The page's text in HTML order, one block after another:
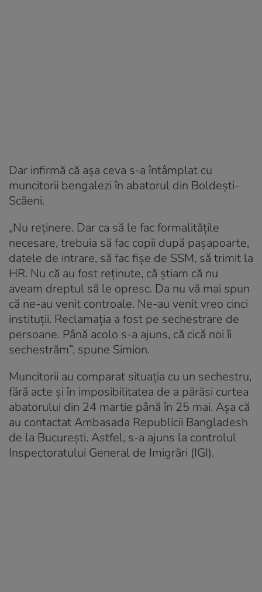
Dar infirmă că așa ceva s-a întâmplat cu
muncitorii bengalezi în abatorul din Boldești-
Scăeni.
„Nu reținere. Dar ca să le fac formalitățile
necesare, trebuia să fac copii după pașapoarte,
datele de intrare, să fac fișe de SSM, să trimit la
HR. Nu că au fost reținute, că știam că nu
aveam dreptul să le opresc. Da nu vă mai spun
că ne-au venit controale. Ne-au venit vreo cinci
instituții. Reclamația a fost pe sechestrare de
persoane. Până acolo s-a ajuns, că cică noi îi
sechestrăm”, spune Simion.
Muncitorii au comparat situația cu un sechestru,
fără acte și în imposibilitatea de a părăsi curtea
abatorului din 24 martie până în 25 mai. Așa că
au contactat Ambasada Republicii Bangladesh
de la București. Astfel, s-a ajuns la controlul
Inspectoratului General de Imigrări (IGI).